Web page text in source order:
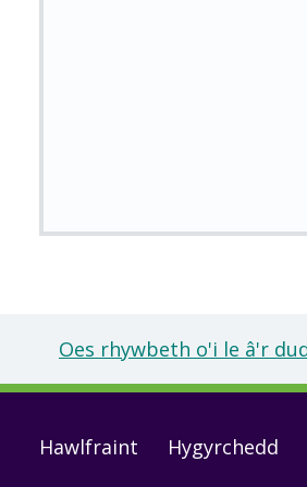
Oes rhywbeth o'i le â'r
Footer
Hawlfraint Hygyrchedd